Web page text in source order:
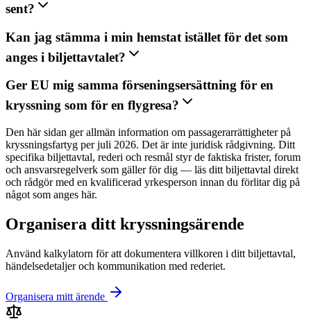
sent?
Kan jag stämma i min hemstat istället för det som
anges i biljettavtalet?
Ger EU mig samma förseningsersättning för en
kryssning som för en flygresa?
Den här sidan ger allmän information om passagerarrättigheter på
kryssningsfartyg per juli 2026. Det är inte juridisk rådgivning. Ditt
specifika biljettavtal, rederi och resmål styr de faktiska frister, forum
och ansvarsregelverk som gäller för dig — läs ditt biljettavtal direkt
och rådgör med en kvalificerad yrkesperson innan du förlitar dig på
något som anges här.
Organisera ditt kryssningsärende
Använd kalkylatorn för att dokumentera villkoren i ditt biljettavtal,
händelsedetaljer och kommunikation med rederiet.
Organisera mitt ärende